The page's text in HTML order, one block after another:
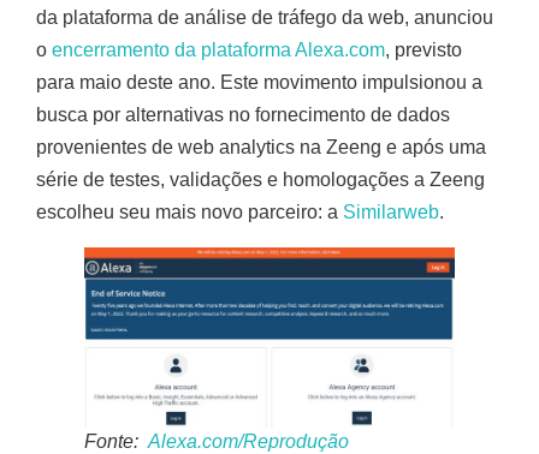
da plataforma de análise de tráfego da web, anunciou
o encerramento da plataforma Alexa.com, previsto
para maio deste ano. Este movimento impulsionou a
busca por alternativas no fornecimento de dados
provenientes de web analytics na Zeeng e após uma
série de testes, validações e homologações a Zeeng
escolheu seu mais novo parceiro: a Similarweb.
Fonte: Alexa.com/Reprodução